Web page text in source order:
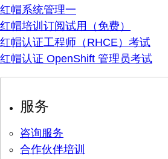
红帽系统管理一
红帽培训订阅试用（免费）
红帽认证工程师（RHCE）考试
红帽认证 OpenShift 管理员考试
服务
咨询服务
合作伙伴培训